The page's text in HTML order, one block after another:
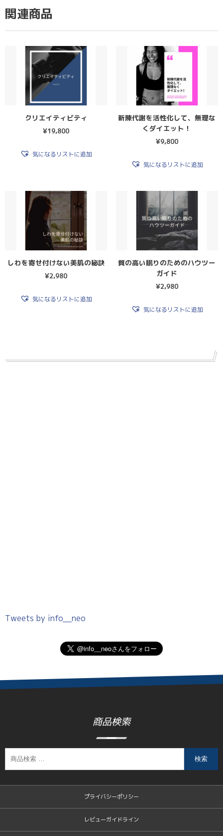
関連商品
クリエイティビティ
¥19,800
気になるリストに追加
新陳代謝を活性化して、無理な
くダイエット！
¥9,800
気になるリストに追加
しわを寄せ付けない美肌の秘訣
¥2,980
気になるリストに追加
質の高い眠りのためのハウツー
ガイド
¥2,980
気になるリストに追加
Tweets by info__neo
商品検索
検索
プライバシーポリシー
レビューガイドライン